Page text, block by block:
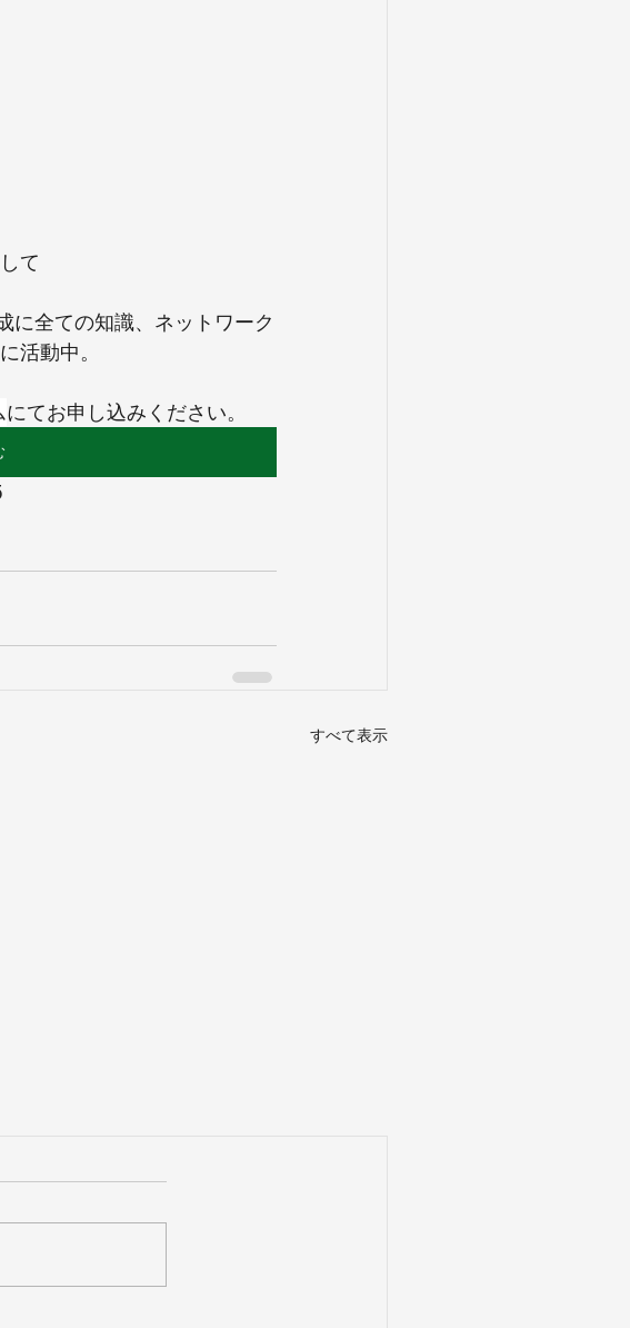
て
に全ての知識、ネットワーク
活動中。
にてお申し込みください。
すべて表示